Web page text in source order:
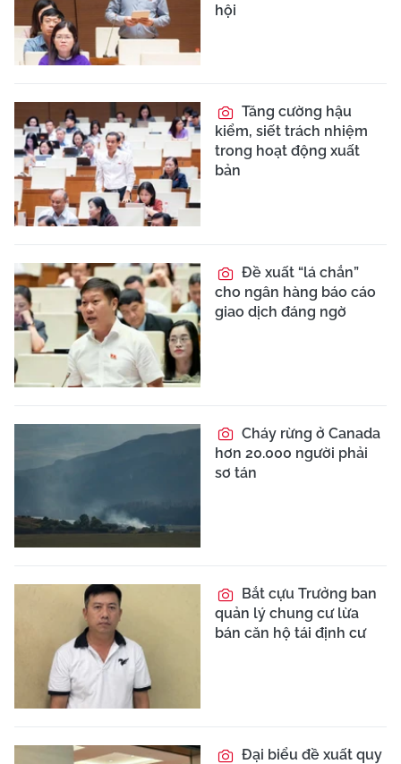
hội
Tăng cường hậu
kiểm, siết trách nhiệm
trong hoạt động xuất
bản
Đề xuất “lá chắn”
cho ngân hàng báo cáo
giao dịch đáng ngờ
Cháy rừng ở Canada
hơn 20.000 người phải
sơ tán
Bắt cựu Trưởng ban
quản lý chung cư lừa
bán căn hộ tái định cư
Đại biểu đề xuất quy